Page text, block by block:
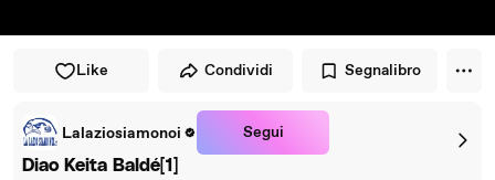
Like Condividi Segnalibro
Lalaziosiamonoi Segui
Diao Keita Baldé[1]